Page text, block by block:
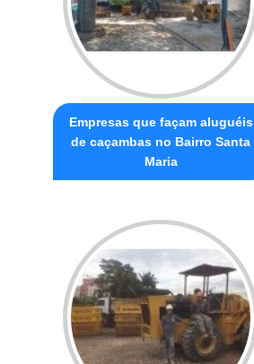
Empresas que façam aluguéis
de caçambas no Bairro Santa
Maria